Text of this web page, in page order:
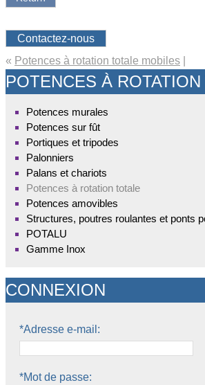
Contactez-nous
« Potences à rotation totale mobiles
POTENCES À
Potences murales
Potences sur fût
Portiques et tripodes
Palonniers
Palans et chariots
Potences à rotation totale
Potences amovibles
Structures, poutres roulantes et ponts
POTALU
Gamme Inox
CONNEXION
*Adresse e-mail:
*Mot de passe: